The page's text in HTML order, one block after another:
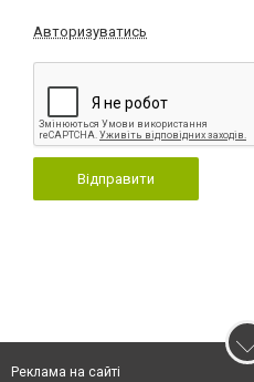
Авторизуватись
Відправити
Реклама на сайті